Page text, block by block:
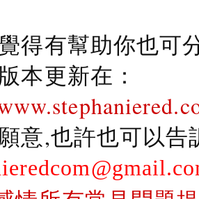
得有幫助你也可
本更新在：
意,也許也可以